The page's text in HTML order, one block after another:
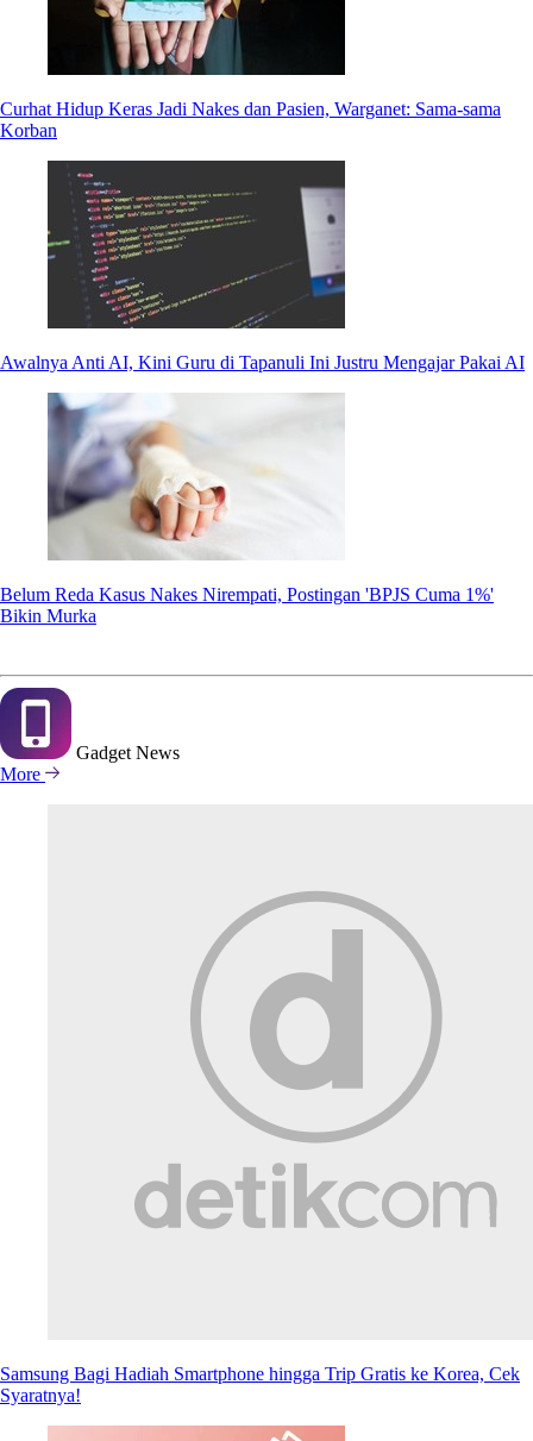
Curhat Hidup Keras Jadi Nakes dan Pasien, Warganet: Sama-sama
Korban
Awalnya Anti AI, Kini Guru di Tapanuli Ini Justru Mengajar Pakai AI
Belum Reda Kasus Nakes Nirempati, Postingan 'BPJS Cuma 1%'
Bikin Murka
Gadget News
More
Samsung Bagi Hadiah Smartphone hingga Trip Gratis ke Korea, Cek
Syaratnya!